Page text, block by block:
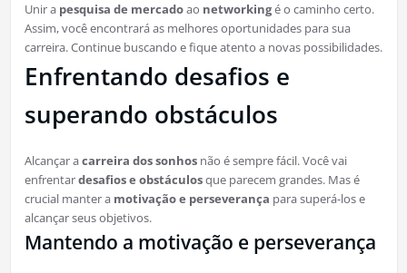
Unir a pesquisa de mercadoao networkingé o caminho certo.
Assim, você encontrará as melhores oportunidades para sua
carreira. Continue buscando e fique atento a novas possibilidades.
Enfrentando desafios e
superando obstáculos
Alcançar acarreira dos sonhosnão é sempre fácil. Você vai
enfrentardesafios e obstáculosque parecem grandes. Mas é
crucial manter a motivação e perseverança para superá-los e
alcançar seus objetivos.
Mantendo a motivação e perseverança